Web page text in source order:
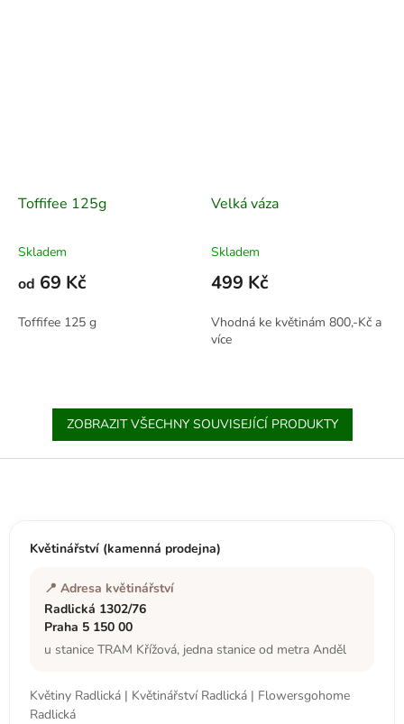
Toffifee 125g
Skladem
od 69 Kč
Toffifee 125 g
Velká váza
Skladem
499 Kč
Vhodná ke květinám 800,-Kč a
více
ZOBRAZIT VŠECHNY SOUVISEJÍCÍ PRODUKTY
Z
Květinářství (kamenná prodejna)
📍 Adresa květinářství
Radlická 1302/76
Praha 5 150 00
u stanice TRAM Křížová, jedna stanice od metra Anděl
Květiny Radlická | Květinářství Radlická | Flowersgohome
Radlická